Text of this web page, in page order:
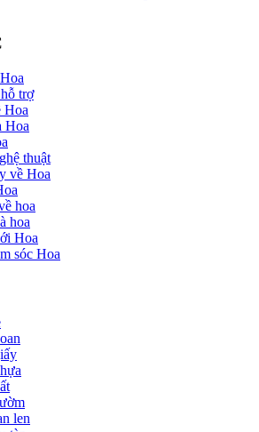
trợ
Hoa
Hoa
thuật
về Hoa
hoa
hoa
Hoa
sóc Hoa
len